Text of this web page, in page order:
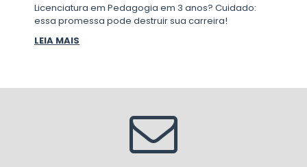
Licenciatura em Pedagogia em 3 anos? Cuidado:
essa promessa pode destruir sua carreira!
LEIA MAIS